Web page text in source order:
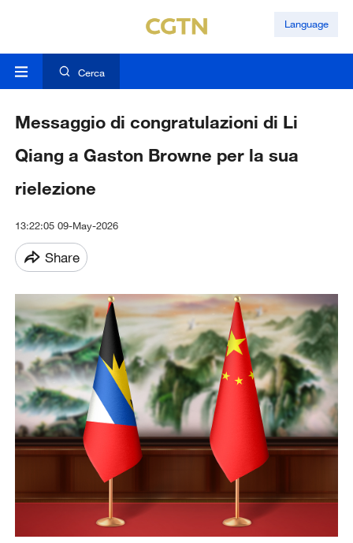
Language
Cerca
Messaggio di congratulazioni di Li
Qiang a Gaston Browne per la sua
rielezione
13:22:05 09-May-2026
Share